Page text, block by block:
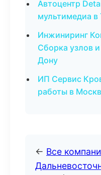
Автоцентр
мультимедиа в
Инжиниринг
Сборка узлов
Дону
ИП Сервис
работы в
← Все